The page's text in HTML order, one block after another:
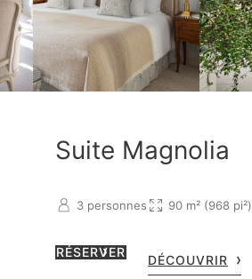
Suite Magnolia
3 personnes 90 m² (968 pi²)
RÉSERVER
DÉCOUVRIR